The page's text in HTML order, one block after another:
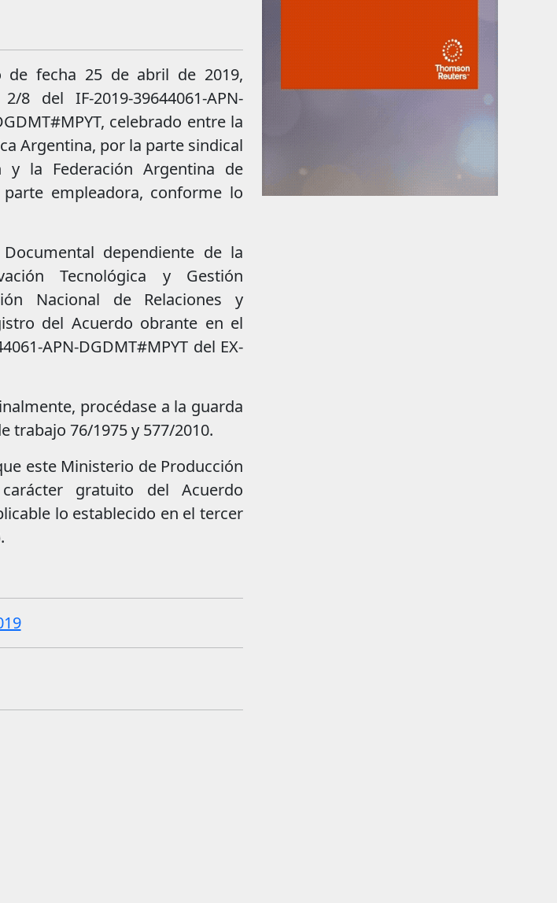
de fecha 25 de abril de 2019,
del IF-2019-39644061-APN-
celebrado entre la
Argentina, por la parte sindical
la Federación Argentina de
empleadora, conforme lo
dependiente de la
Tecnológica y Gestión
Nacional de Relaciones y
del Acuerdo obrante en el
APN-DGDMT#MPYT del EX-
procédase a la guarda
trabajo 76/1975 y 577/2010.
este Ministerio de Producción
gratuito del Acuerdo
lo establecido en el tercer